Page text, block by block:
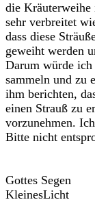
die Kräuterweihe
sehr verbreitet
dass diese
geweiht werden
Darum würde ich
sammeln und zu
ihm berichten,
einen Strauß zu
vorzunehmen.
Bitte nicht
Gottes Segen
KleinesLicht